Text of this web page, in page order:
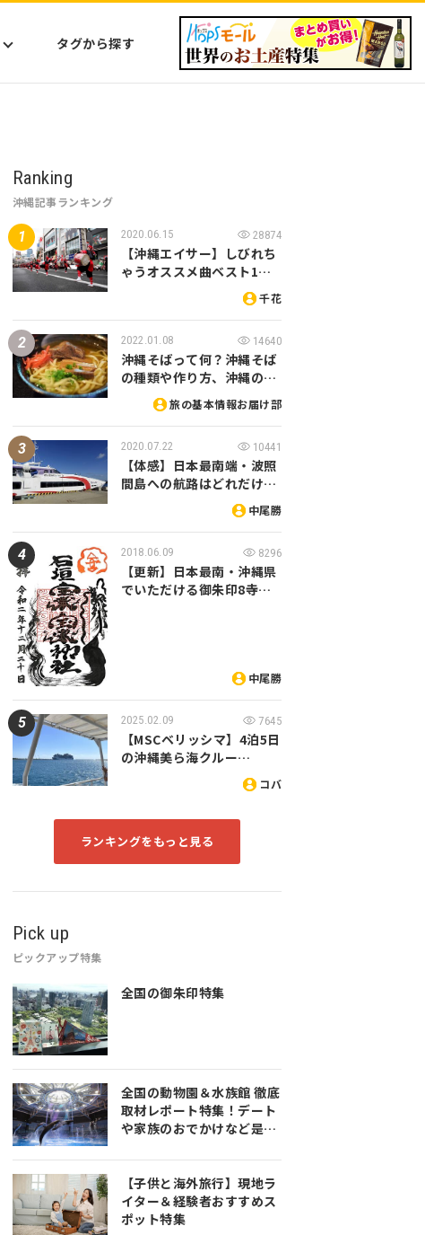
タグから探す
Ranking
沖縄記事ランキング
2020.06.15 28874
【沖縄エイサー】しびれち
ゃうオススメ曲ベスト1…
千花
2022.01.08 14640
沖縄そばって何？沖縄そば
の種類や作り方、沖縄の…
旅の基本情報お届け部
2020.07.22 10441
【体感】日本最南端・波照
間島への航路はどれだけ…
中尾勝
2018.06.09 8296
【更新】日本最南・沖縄県
でいただける御朱印8寺…
中尾勝
2025.02.09 7645
【MSCベリッシマ】4泊5日
の沖縄美ら海クルー…
コバ
ランキングをもっと見る
Pick up
ピックアップ特集
全国の御朱印特集
全国の動物園＆水族館 徹底
取材レポート特集！デート
や家族のおでかけなど是非
【子供と海外旅行】現地ラ
イター＆経験者おすすめス
ポット特集